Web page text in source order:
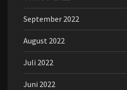
September 2022
August 2022
Juli 2022
Juni 2022